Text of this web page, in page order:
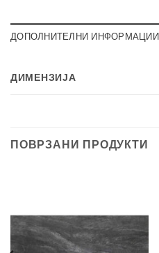
ДОПОЛНИТЕЛНИ ИНФОРМАЦИИ
ДИМЕНЗИЈА
ПОВРЗАНИ ПРОДУКТИ